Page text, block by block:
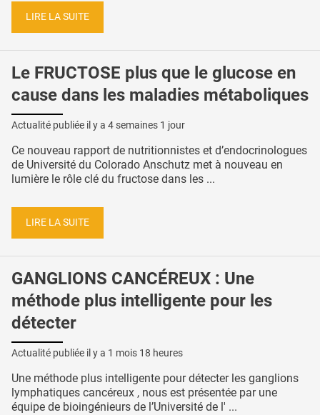
LIRE LA SUITE
Le FRUCTOSE plus que le glucose en
cause dans les maladies métaboliques
Actualité publiée il y a 4 semaines 1 jour
Ce nouveau rapport de nutritionnistes et d’endocrinologues
de Université du Colorado Anschutz met à nouveau en
lumière le rôle clé du fructose dans les ...
LIRE LA SUITE
GANGLIONS CANCÉREUX : Une
méthode plus intelligente pour les
détecter
Actualité publiée il y a 1 mois 18 heures
Une méthode plus intelligente pour détecter les ganglions
lymphatiques cancéreux , nous est présentée par une
équipe de bioingénieurs de l’Université de l' ...